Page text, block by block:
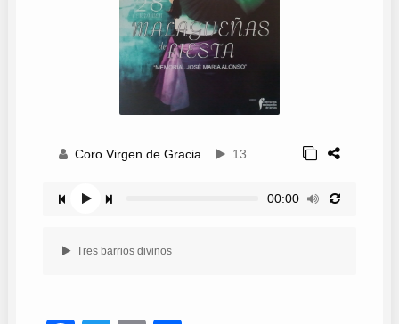
Coro Virgen de Gracia 13
00:00
Tres barrios divinos